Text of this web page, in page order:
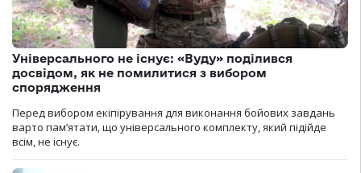
Універсального не існує: «Вуду» поділився
досвідом, як не помилитися з вибором
спорядження
Перед вибором екіпірування для виконання бойових завдань
варто пам’ятати, що універсального комплекту, який підійде
всім, не існує.